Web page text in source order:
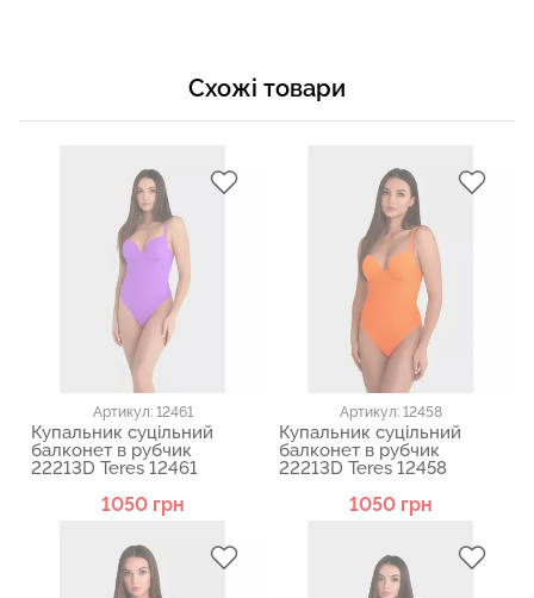
Схожі товари
Артикул: 12461
Купальник суцільний
балконет в рубчик
22213D Teres 12461
1050 грн
Артикул: 12458
Купальник суцільний
балконет в рубчик
22213D Teres 12458
1050 грн